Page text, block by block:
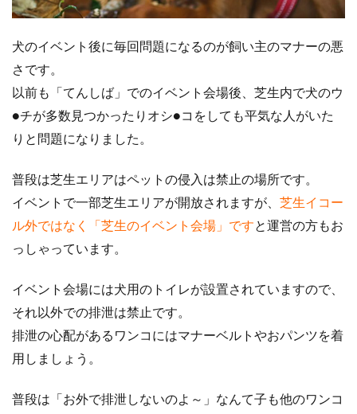
犬のイベント後に毎回問題になるのが飼い主のマナーの悪
さです。
以前も「てんしば」でのイベント会場後、芝生内で犬のウ
●チが多数見つかったりオシ●コをしても平気な人がいた
りと問題になりました。
普段は芝生エリアはペットの侵入は禁止の場所です。
イベントで一部芝生エリアが開放されますが、 芝生イコー
ル外ではなく「芝生のイベント会場」ですと運営の方もお
っしゃっています。
イベント会場には犬用のトイレが設置されていますので、
それ以外での排泄は禁止です。
排泄の心配があるワンコにはマナーベルトやおパンツを着
用しましょう。
普段は「お外で排泄しないのよ～」なんて子も他のワンコ